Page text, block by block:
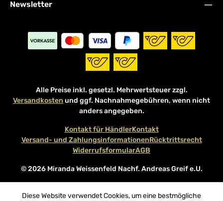
Newsletter
Alle Preise inkl. gesetzl. Mehrwertsteuer zzgl.
Versandkosten und ggf. Nachnahmegebühren, wenn nicht
anders angegeben.
© 2026 Miranda Weissenfeld Nachf. Andreas Greif e.U.
Kontakt für HändlerKontakt
Versand- und ZahlungsinformationenRücktrittsrecht
WiderrufsformularAGB
Diese Website verwendet Cookies, um eine bestmögliche